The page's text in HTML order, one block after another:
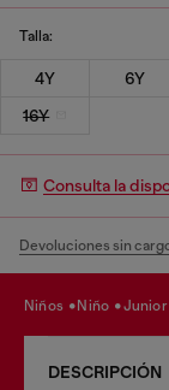
Talla:
4Y 6Y
16Y
Consulta la
Devoluciones sin
niños niño
DESCRIPCIÓN